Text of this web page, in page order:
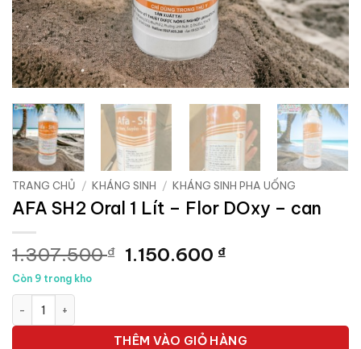
TRANG CHỦ / KHÁNG SINH / KHÁNG SINH PHA UỐNG
AFA SH2 Oral 1 Lít – Flor DOxy – can
1.307.500₫ Giá
1.150.600 ₫Giá
1.150.600 ₫.
Còn 9 trong kho
THÊM VÀO GIỎ HÀNG